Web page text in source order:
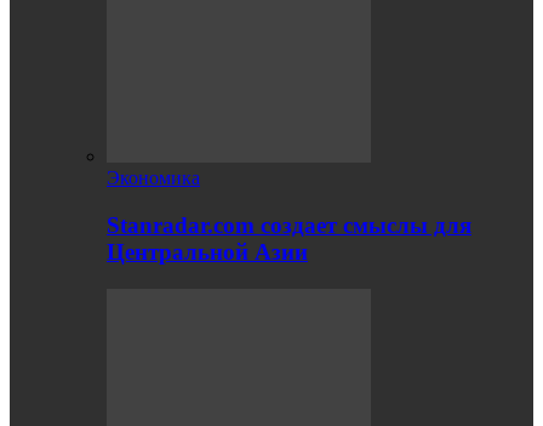
Экономика
Stanradar.com создает смыслы для
Центральной Азии